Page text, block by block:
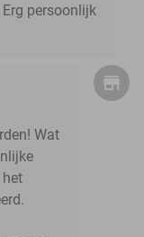
persoonlijk
Wat